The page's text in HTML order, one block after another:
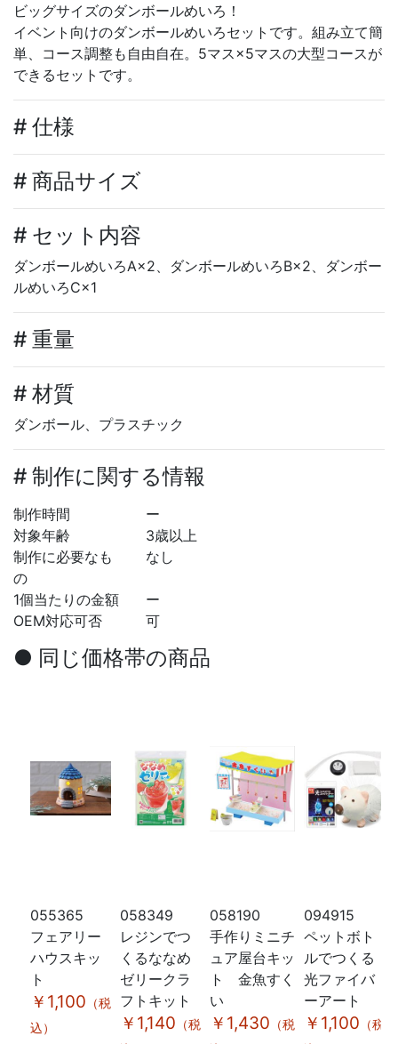
ビッグサイズのダンボールめいろ！
イベント向けのダンボールめいろセットです。組み立て簡
単、コース調整も自由自在。5マス×5マスの大型コースが
できるセットです。
# 仕様
# 商品サイズ
# セット内容
ダンボールめいろA×2、ダンボールめいろB×2、ダンボー
ルめいろC×1
# 重量
# 材質
ダンボール、プラスチック
# 制作に関する情報
制作時間
ー
対象年齢
3歳以上
制作に必要なも
の
なし
1個当たりの金額
ー
OEM対応可否
可
● 同じ価格帯の商品
055365
フェアリー
ハウスキッ
ト
￥1,100 （税
込）
058349
レジンでつ
くるななめ
ゼリークラ
フトキット
￥1,140 （税
058190
手作りミニチ
ュア屋台キッ
ト 金魚すく
い
￥1,430 （税
094915
ペットボト
ルでつくる
光ファイバ
ーアート
￥1,100 （税